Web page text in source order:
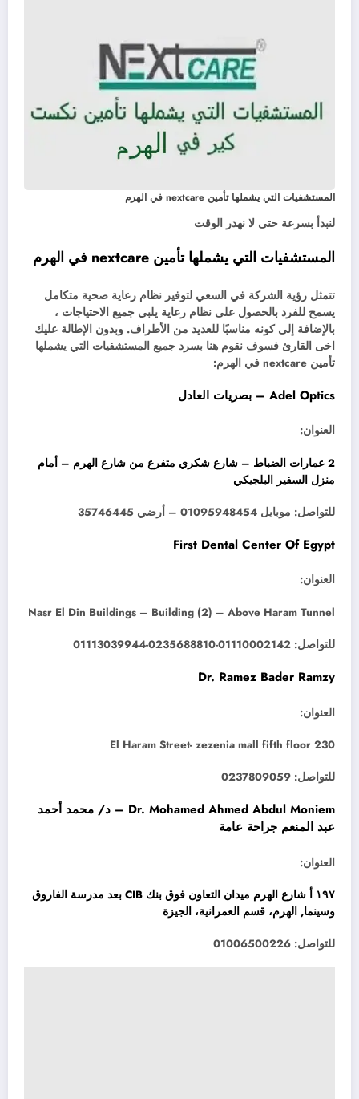
المستشفيات التي يشملها تأمين nextcare في الهرم
لنبدأ بسرعة حتى لا نهدر الوقت
المستشفيات التي يشملها تأمين nextcare في الهرم
تتمثل رؤية الشركة في السعي لتوفير نظام رعاية صحية متكامل
يسمح للفرد بالحصول على نظام رعاية يلبي جميع الاحتياجات ،
بالإضافة إلى كونه مناسبًا للعديد من الأطراف. وبدون الإطالة عليك
اخى القارئ فسوف نقوم هنا بسرد جميع المستشفيات التي يشملها
تأمين nextcare في الهرم:
Adel Optics – بصريات العادل
العنوان:
2 عمارات الضباط – شارع شكري متفرع من شارع الهرم – أمام
منزل السفير البلجيكي
للتواصل: موبايل 01095948454 – أرضي 35746445
First Dental Center Of Egypt
العنوان:
Nasr El Din Buildings – Building (2) – Above Haram Tunnel
للتواصل: 01110002142-0235688810-01113039944
Dr. Ramez Bader Ramzy
العنوان:
230 El Haram Street- zezenia mall fifth floor
للتواصل: 0237809059
Dr. Mohamed Ahmed Abdul Moniem – د/ محمد أحمد
عبد المنعم جراحة عامة
العنوان:
١٩٧ أ شارع الهرم ميدان التعاون فوق بنك CIB بعد مدرسة الفاروق
وسينما, الهرم، قسم العمرانية، الجيزة
للتواصل: 01006500226